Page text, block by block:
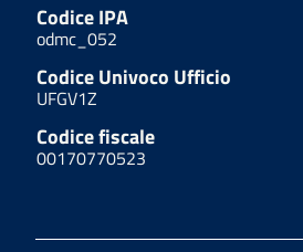
Codice IPA
odmc_052
Codice Univoco Ufficio
UFGV1Z
Codice fiscale
00170770523